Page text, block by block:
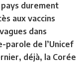
durement
aux vaccins
dans
parole de l’Unicef
déjà, la Corée